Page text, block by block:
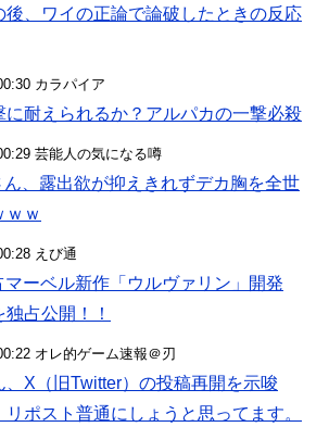
、ワイの正論で論破したときの反応
カラパイア
に耐えられるか？アルパカの一撃必殺
芸能人の気になる噂
、露出欲が抑えきれずデカ胸を全世
ｗｗ
えび通
マーベル新作「ウルヴァリン」開発
占公開！！
オレ的ゲーム速報＠刃
、X（旧Twitter）の投稿再開を示唆
ポスト普通にしょうと思ってます。